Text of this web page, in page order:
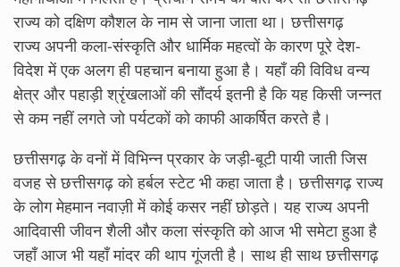
राज्य को दक्षिण कौशल के नाम से जाना जाता था। छत्तीसगढ़
राज्य अपनी कला-संस्कृति और धार्मिक महत्वों के कारण पूरे देश-
विदेश में एक अलग ही पहचान बनाया हुआ है। यहाँ की विविध वन्य
क्षेत्र और पहाड़ी श्रृंखलाओं की सौंदर्य इतनी है कि यह किसी जन्नत
से कम नहीं लगते जो पर्यटकों को काफी आकर्षित करते है।
छत्तीसगढ़ के वनों में विभिन्न प्रकार के जड़ी-बूटी पायी जाती जिस
वजह से छत्तीसगढ़ को हर्बल स्टेट भी कहा जाता है। छत्तीसगढ़ राज्य
के लोग मेहमान नवाज़ी में कोई कसर नहीं छोड़ते। यह राज्य अपनी
आदिवासी जीवन शैली और कला संस्कृति को आज भी समेटा हुआ है
जहाँ आज भी यहाँ मांदर की थाप गूंजती है। साथ ही साथ छत्तीसगढ़